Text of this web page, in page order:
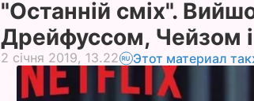
"Останній сміх".
Дрейфуссом, Чейзом
2 січня 2019, 13.22 Этот материал